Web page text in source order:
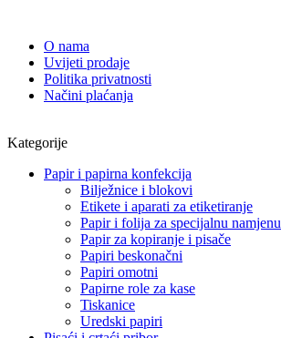
O nama
Uvijeti prodaje
Politika privatnosti
Načini plaćanja
Kategorije
Papir i papirna konfekcija
Bilježnice i blokovi
Etikete i aparati za etiketiranje
Papir i folija za specijalnu namjenu
Papir za kopiranje i pisače
Papiri beskonačni
Papiri omotni
Papirne role za kase
Tiskanice
Uredski papiri